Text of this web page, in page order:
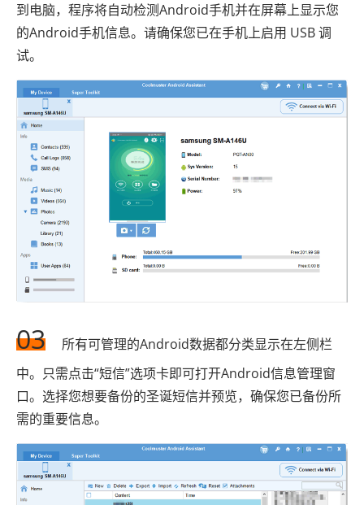
到电脑，程序将自动检测Android手机并在屏幕上显示您
的Android手机信息。请确保您已在手机上启用 USB 调
试。
03
所有可管理的Android数据都分类显示在左侧栏
中。只需点击“短信”选项卡即可打开Android信息管理窗
口。选择您想要备份的圣诞短信并预览，确保您已备份所
需的重要信息。